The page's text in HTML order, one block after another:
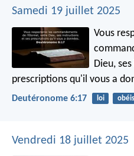
Samedi 19 juillet 2025
Vous
Dieu,
prescriptions qu'il vous a
Deutéronome 6:17 loi
Vendredi 18 juillet 2025